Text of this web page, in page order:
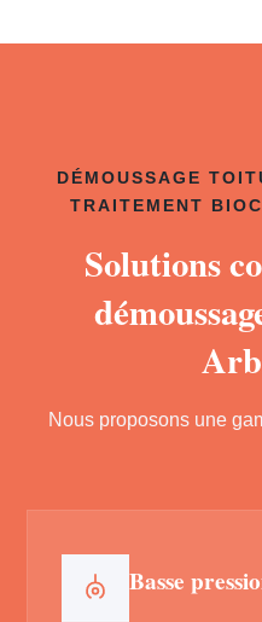
DÉMOUSSAGE
TRAITEMENT
Solutions
Nous proposons une
Basse